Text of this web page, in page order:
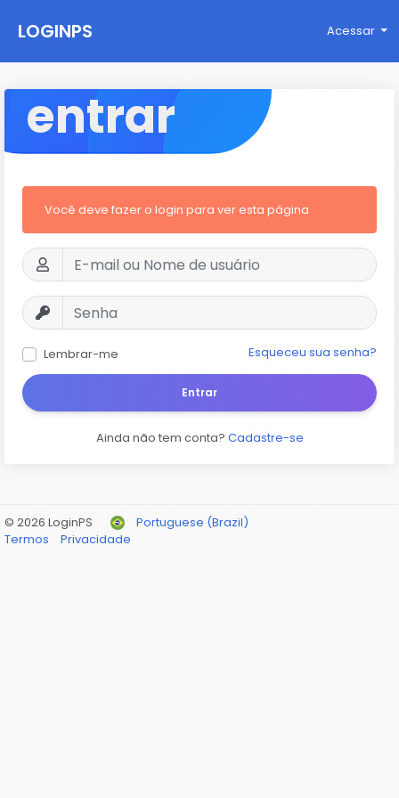
LOGINPS Acessar
entrar
Você deve fazer o login para ver esta página
Lembrar-me Esqueceu sua senha?
Entrar
Ainda não tem conta? Cadastre-se
© 2026 LoginPS
Portuguese (Brazil)
Termos
Privacidade